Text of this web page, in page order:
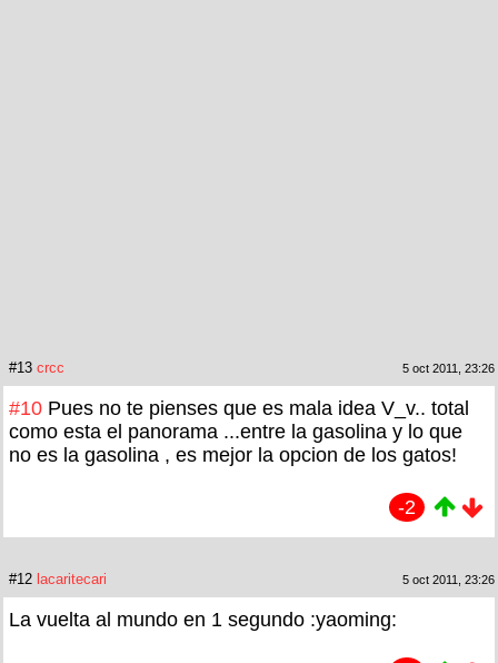
#13 crcc 5 oct 2011, 23:26
#10 Pues no te pienses que es mala idea V_v.. total
como esta el panorama ...entre la gasolina y lo que
no es la gasolina , es mejor la opcion de los gatos!
-2
#12 lacaritecari 5 oct 2011, 23:26
La vuelta al mundo en 1 segundo :yaoming: